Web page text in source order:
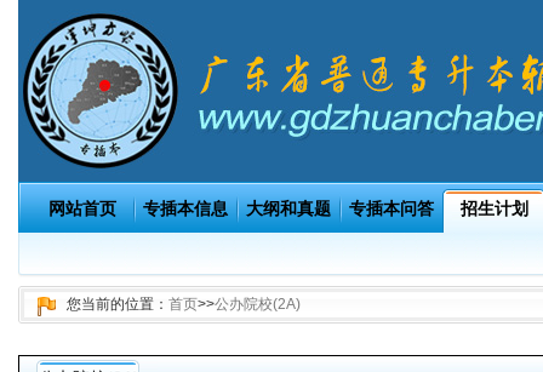
网站首页 专插本信息 大纲和真题 专插本问答 招生计划
您当前的位置： 首页>>公办院校(2A)